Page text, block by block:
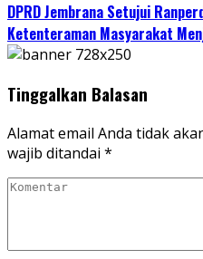
DPRD Jembrana Setujui
Ketenteraman Masyarakat
Tinggalkan Balasan
Alamat email Anda tidak
wajib ditandai *